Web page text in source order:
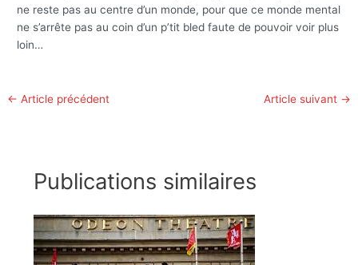
ne reste pas au centre d’un monde, pour que ce monde mental
ne s’arrête pas au coin d’un p’tit bled faute de pouvoir voir plus
loin…
← Article précédent Article suivant →
Publications similaires